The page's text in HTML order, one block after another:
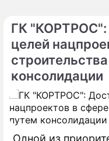
ГК "КОРТРОС":
целей
консолидации
Одной из